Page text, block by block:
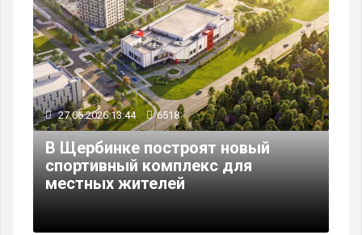
27.06.2026 13:44 6518
В Щербинке построят новый
спортивный комплекс для
местных жителей